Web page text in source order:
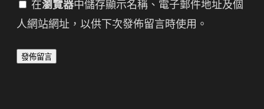
在瀏覽器中儲存顯示名稱、電子郵件地址及個
人網站網址，以供下次發佈留言時使用。